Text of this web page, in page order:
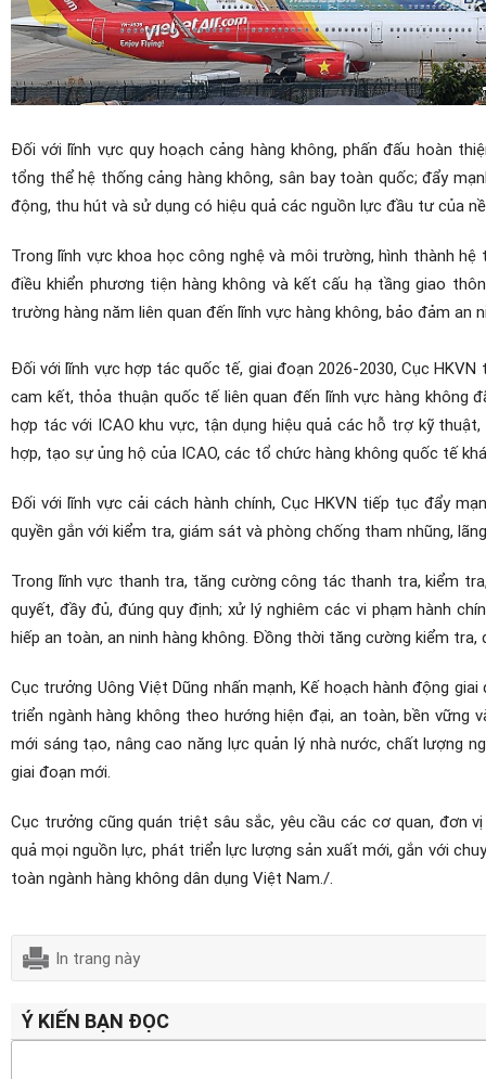
Đối với lĩnh vực quy hoạch cảng hàng không, phấn đấu hoàn
tổng thể hệ thống cảng hàng không, sân bay toàn quốc; đẩy
động, thu hút và sử dụng có hiệu quả các nguồn lực đầu tư của
Trong lĩnh vực khoa học công nghệ và môi trường, hình thành
điều khiển phương tiện hàng không và kết cấu hạ tầng giao
trường hàng năm liên quan đến lĩnh vực hàng không, bảo đảm
Đối với lĩnh vực hợp tác quốc tế, giai đoạn 2026-2030, Cục
cam kết, thỏa thuận quốc tế liên quan đến lĩnh vực hàng
hợp tác với ICAO khu vực, tận dụng hiệu quả các hỗ trợ kỹ
hợp, tạo sự ủng hộ của ICAO, các tổ chức hàng không quốc tế
Đối với lĩnh vực cải cách hành chính, Cục HKVN tiếp tục đẩy
quyền gắn với kiểm tra, giám sát và phòng chống tham nhũng,
Trong lĩnh vực thanh tra, tăng cường công tác thanh tra, kiểm
quyết, đầy đủ, đúng quy định; xử lý nghiêm các vi phạm hành
hiếp an toàn, an ninh hàng không. Đồng thời tăng cường kiểm
Cục trưởng Uông Việt Dũng nhấn mạnh, Kế hoạch hành động
triển ngành hàng không theo hướng hiện đại, an toàn, bền vững
mới sáng tạo, nâng cao năng lực quản lý nhà nước, chất lượng
giai đoạn mới.
Cục trưởng cũng quán triệt sâu sắc, yêu cầu các cơ quan, đơn
quả mọi nguồn lực, phát triển lực lượng sản xuất mới, gắn với
toàn ngành hàng không dân dụng Việt Nam./.
In trang này
Ý KIẾN BẠN ĐỌC